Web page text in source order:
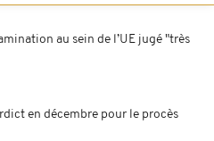
au sein de l’UE jugé "très
en décembre pour le procès